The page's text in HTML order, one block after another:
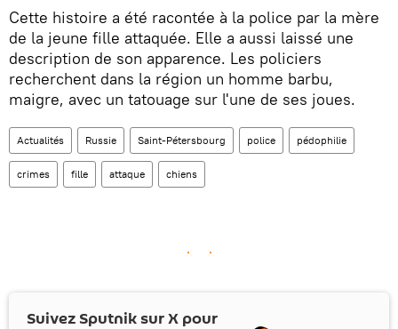
Cette histoire a été racontée à la police par la mère
de la jeune fille attaquée. Elle a aussi laissé une
description de son apparence. Les policiers
recherchent dans la région un homme barbu,
maigre, avec un tatouage sur l'une de ses joues.
Actualités Russie Saint-Pétersbourg police pédophilie
crimes fille attaque chiens
Suivez Sputnik surX pour